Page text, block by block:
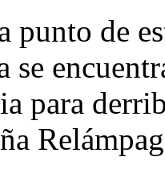
punto de
se
para